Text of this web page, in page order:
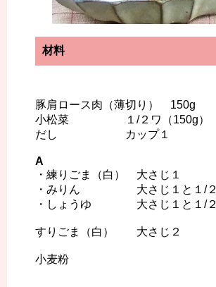
材料
豚肩ロース肉（薄切り） 150g
小松菜 １/２ワ（150g）
だし カップ１
A
・練りごま（白） 大さじ１
・みりん 大さじ１と１/２
・しょうゆ 大さじ１と１/２
すりごま（白） 大さじ２
小麦粉